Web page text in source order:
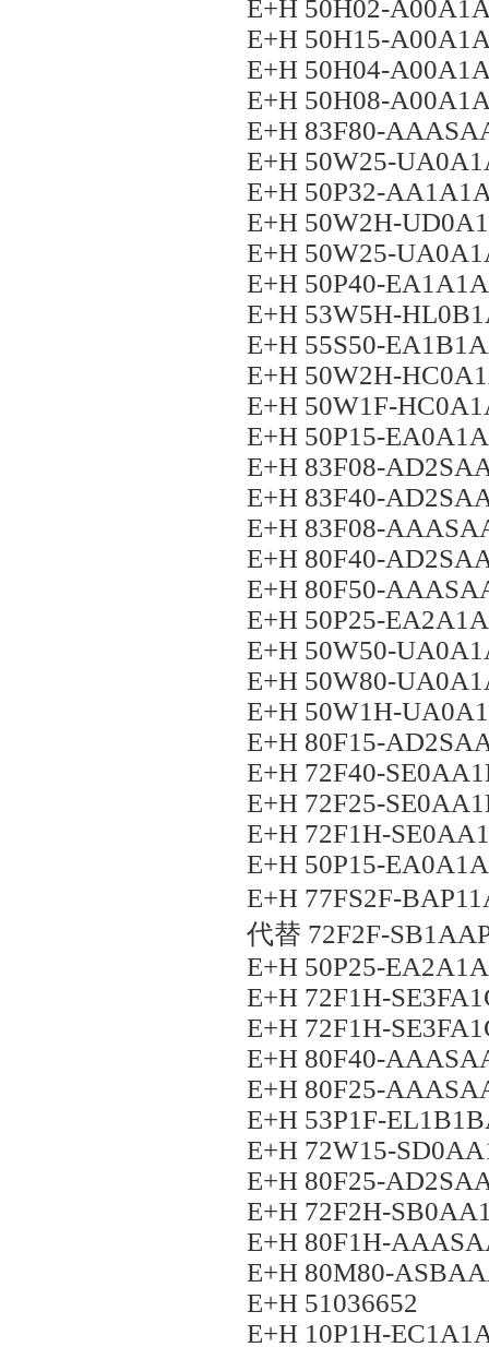
E+H 50H02-
E+H 50H15-
E+H 50H04-
E+H 50H08-
E+H 83F80-
E+H 50W25-
E+H 50P32-
E+H 50W2H-
E+H 50W25-
E+H 50P40-
E+H 53W5H-
E+H 55S50-
E+H 50W2H-
E+H 50W1F-
E+H 50P15-
E+H 83F08-
E+H 83F40-
E+H 83F08-
E+H 80F40-
E+H 80F50-
E+H 50P25-
E+H 50W50-
E+H 50W80-
E+H 50W1H-
E+H 80F15-
E+H 72F40-
E+H 72F25-
E+H 72F1H-
E+H 50P15-
E+H 77FS2F-
代替 72F2F-
E+H 50P25-
E+H 72F1H-
E+H 72F1H-
E+H 80F40-
E+H 80F25-
E+H 53P1F-
E+H 72W15-
E+H 80F25-
E+H 72F2H-
E+H 80F1H-
E+H 80M80-
E+H 51036652
E+H 10P1H-